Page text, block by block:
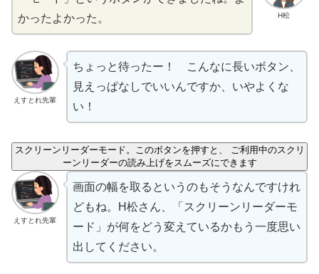
H松
かったよかった。
えすとれ先輩
ちょっと待ったー！ こんなに長いボタン、
見 えっぱなしでいいんですか、いやよくな
い！
スクリーンリーダーモード。このボタンを押すと、 ご利用中のスクリ
ーンリーダーの読み上げをスムーズにできます
えすとれ先輩
画面の幅を取 るというのもそうなんですけれ
どもね。H松さん、「スクリーンリーダーモ
ード」が何をどう 変えているかもう 一度思い
出 してください。